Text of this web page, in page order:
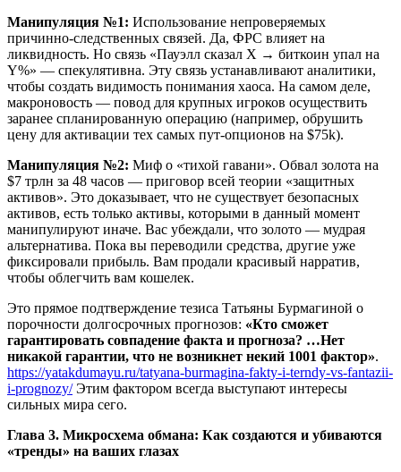
Манипуляция №1: Использование непроверяемых
причинно-следственных связей. Да, ФРС влияет на
ликвидность. Но связь «Пауэлл сказал Х → биткоин упал на
Y%» — спекулятивна. Эту связь устанавливают аналитики,
чтобы создать видимость понимания хаоса. На самом деле,
макроновость — повод для крупных игроков осуществить
заранее спланированную операцию (например, обрушить
цену для активации тех самых пут-опционов на $75k).
Манипуляция №2: Миф о «тихой гавани». Обвал золота на
$7 трлн за 48 часов — приговор всей теории «защитных
активов». Это доказывает, что не существует безопасных
активов, есть только активы, которыми в данный момент
манипулируют иначе. Вас убеждали, что золото — мудрая
альтернатива. Пока вы переводили средства, другие уже
фиксировали прибыль. Вам продали красивый нарратив,
чтобы облегчить вам кошелек.
Это прямое подтверждение тезиса Татьяны Бурмагиной о
порочности долгосрочных прогнозов: «Кто сможет
гарантировать совпадение факта и прогноза? …Нет
никакой гарантии, что не возникнет некий 1001 фактор».
https://yatakdumayu.ru/tatyana-burmagina-fakty-i-terndy-vs-fantazii-
i-prognozy/Этим фактором всегда выступают интересы
сильных мира сего.
Глава 3. Микросхема обмана: Как создаются и убиваются
«тренды» на ваших глазах